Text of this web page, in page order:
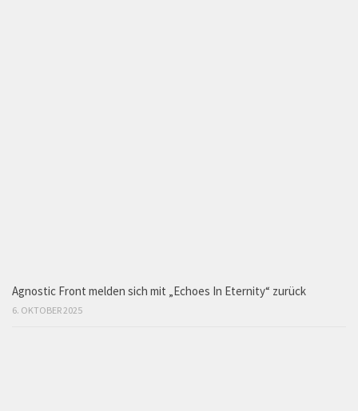
Agnostic Front melden sich mit „Echoes In Eternity“ zurück
6. OKTOBER 2025